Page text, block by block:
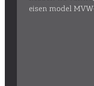
eisen model